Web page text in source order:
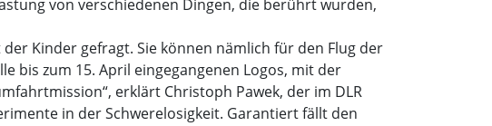
von verschiedenen Dingen, die berührt wurden,
Kinder gefragt. Sie können nämlich für den Flug der
bis zum 15. April eingegangenen Logos, mit der
erklärt Christoph Pawek, der im DLR
in der Schwerelosigkeit. Garantiert fällt den